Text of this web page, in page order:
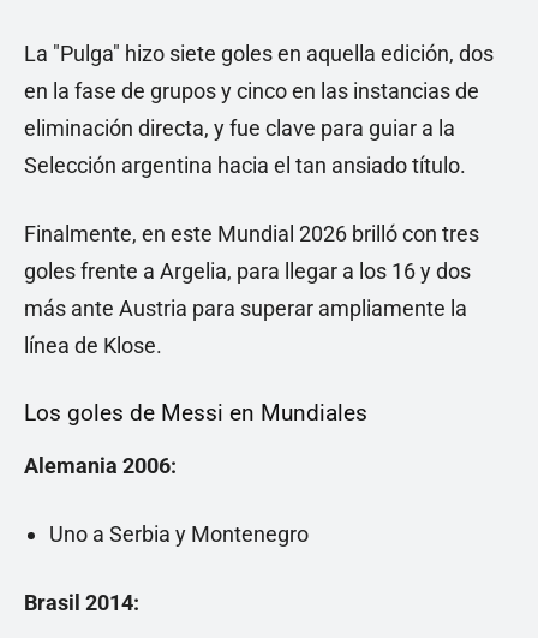
La "Pulga" hizo siete goles en aquella edición, dos
en la fase de grupos y cinco en las instancias de
eliminación directa, y fue clave para guiar a la
Selección argentina hacia el tan ansiado título.
Finalmente, en este Mundial 2026 brilló con tres
goles frente a Argelia, para llegar a los 16 y dos
más ante Austria para superar ampliamente la
línea de Klose.
Los goles de Messi en Mundiales
Alemania 2006:
Uno a Serbia y Montenegro
Brasil 2014: